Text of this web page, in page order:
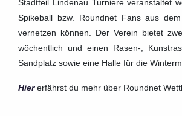
Stadtteil Lindenau Turniere veranstaltet
Spikeball bzw. Roundnet Fans aus
vernetzen können. Der Verein bietet
wöchentlich und einen Rasen-,
Sandplatz sowie eine Halle für die
Hiererfährst du mehr über Roundnet